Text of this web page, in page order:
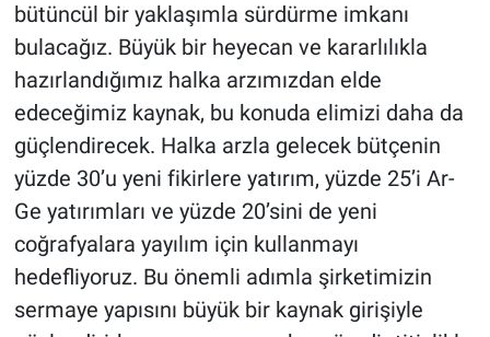
bütüncül bir yaklaşımla sürdürme imkanı
bulacağız. Büyük bir heyecan ve kararlılıkla
hazırlandığımız halka arzımızdan elde
edeceğimiz kaynak, bu konuda elimizi daha da
güçlendirecek. Halka arzla gelecek bütçenin
yüzde 30’u yeni fikirlere yatırım, yüzde 25’i Ar-
Ge yatırımları ve yüzde 20’sini de yeni
coğrafyalara yayılım için kullanmayı
hedefliyoruz. Bu önemli adımla şirketimizin
sermaye yapısını büyük bir kaynak girişiyle